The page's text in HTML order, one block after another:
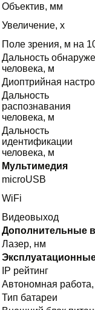
Объектив, мм
Увеличение, х
Поле зрения, м на
Дальность
человека, м
Диоптрийная
Дальность
распознавания
человека, м
Дальность
идентификации
человека, м
Мультимедия
microUSB
WiFi
Видеовыход
Дополнительные
Лазер, нм
IP рейтинг
Автономная работа,
Тип батареи